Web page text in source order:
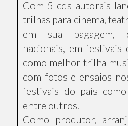
Com 5 cds autorais
trilhas para cinema,
em sua bagagem,
nacionais, em
como melhor trilha
com fotos e ensaios
festivais do país
entre outros.
Como produtor,